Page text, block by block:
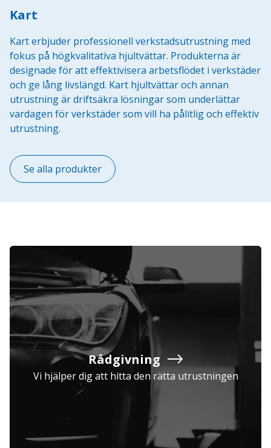
Kart
Kart erbjuder professionell verkstadsutrustning med
fokus på högkvalitativa hjultvättar. Produkterna är
designade för att effektivisera arbetsflödet i verkstäder
och ge lång livslängd. Kart hjultvättar och annan
utrustning är driftsäkra lösningar som underlättar
vardagen för verkstäder som vill ha pålitlig och effektiv
utrustning.
Se alla produkter
Rådgivning
Vi hjälper dig att hitta den rätta utrustningen